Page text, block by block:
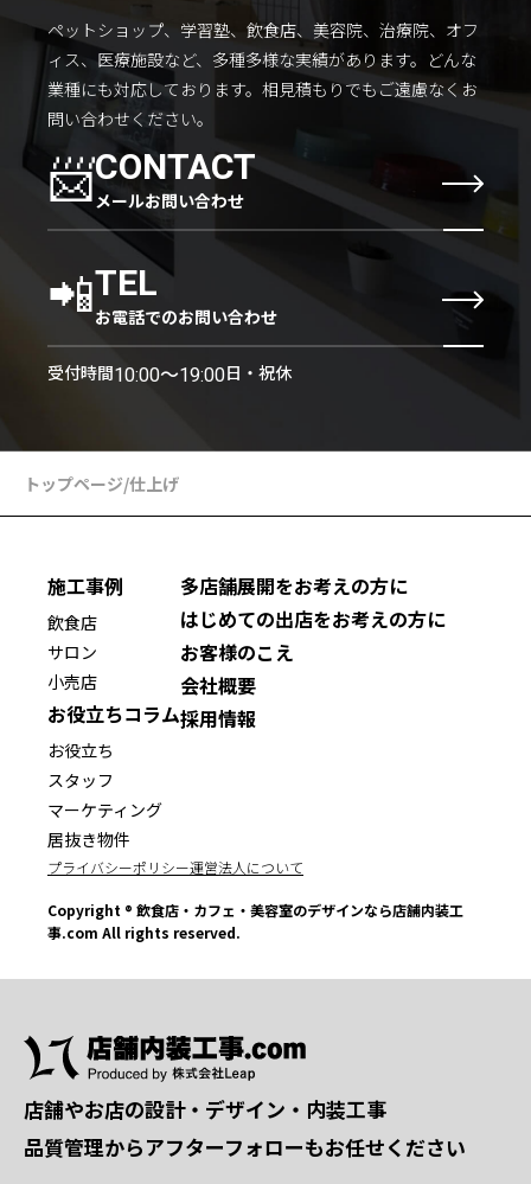
ペットショップ、学習塾、飲食店、美容院、治療院、オフ
ィス、医療施設など、多種多様な実績があります。 どんな
業種にも対応しております。 相見積もりでもご遠慮なくお
問い合わせください。
📨CONTACT
メールお問い合わせ
📲TEL
お電話でのお問い合わせ
受付時間10:00〜19:00日・祝休
トップページ/仕上げ
施工事例
飲食店
サロン
小売店
お役立ちコラム
お役立ち
スタッフ
マーケティング
居抜き物件
多店舗展開をお考えの方に
はじめての出店をお考えの方に
お客様のこえ
会社概要
採用情報
プライバシーポリシー運営法人について
Copyright ® 飲食店・カフェ・美容室のデザインなら店舗内装工
事.com All rights reserved.
店舗やお店の設計・デザイン・内装工事
品質管理からアフターフォローもお任せください